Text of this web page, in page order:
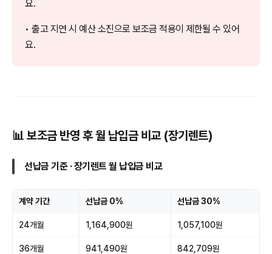
요.
• 출고 지연 시 예산 소진으로 보조금 적용이 제한될 수 있어
요.
📊 보조금 반영 후 월 납입금 비교 (장기렌트)
선납금 기준 · 장기렌트 월 납입금 비교
계약 기간 선납금 0% 선납금 30%
24개월 1,164,900원 1,057,100원
36개월 941,490원 842,709원